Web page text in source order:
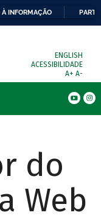
À INFORMAÇÃO
ENGLISH
ACESSIBILIDADE
A+ A-
do
Web